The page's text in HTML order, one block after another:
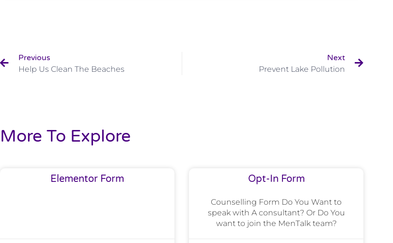
Previous
Help Us Clean The Beaches
Next
Prevent Lake Pollution
More To Explore
Elementor Form Opt-In Form
Counselling Form Do You Want to
speak with A consultant? Or Do You
want to join the MenTalk team?